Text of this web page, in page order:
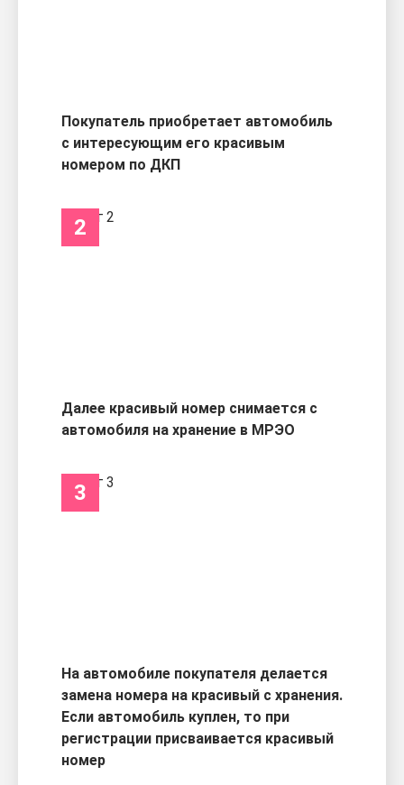
Покупатель приобретает автомобиль
с интересующим его красивым
номером по ДКП
2
Далее красивый номер снимается с
автомобиля на хранение в МРЭО
3
На автомобиле покупателя делается
замена номера на красивый с хранения.
Если автомобиль куплен, то при
регистрации присваивается красивый
номер